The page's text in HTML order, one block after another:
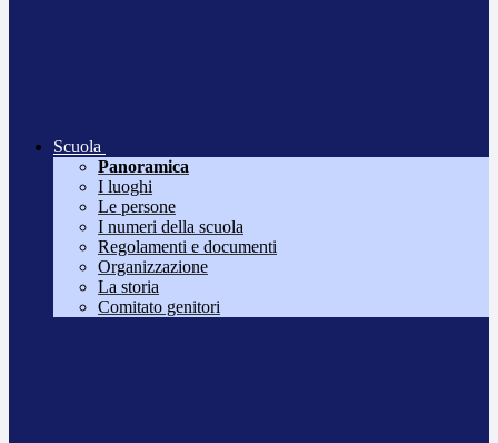
Scuola
Panoramica
I luoghi
Le persone
I numeri della scuola
Regolamenti e documenti
Organizzazione
La storia
Comitato genitori